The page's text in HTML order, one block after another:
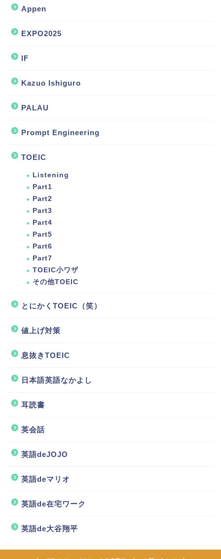
Appen
EXPO2025
IF
Kazuo Ishiguro
PALAU
Prompt Engineering
TOEIC
Listening
Part1
Part2
Part3
Part4
Part5
Part6
Part7
TOEIC小ワザ
その他TOEIC
とにかくTOEIC（笑）
値上げ対策
息抜きTOEIC
日本語英語なかよし
耳読書
英会話
英語deJOJO
英語deマリオ
英語de在宅ワーク
英語de大谷翔平